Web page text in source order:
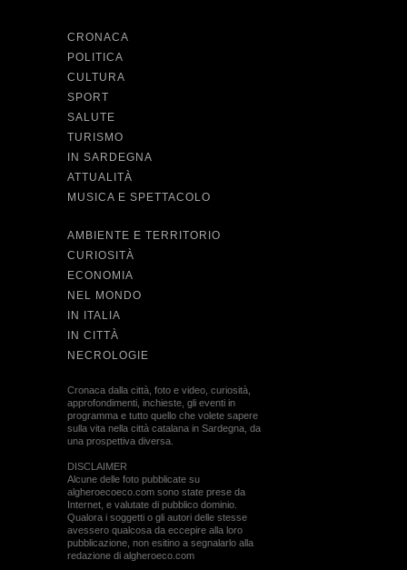
CRONACA
POLITICA
CULTURA
SPORT
SALUTE
TURISMO
IN SARDEGNA
ATTUALITÀ
MUSICA E SPETTACOLO
AMBIENTE E TERRITORIO
CURIOSITÀ
ECONOMIA
NEL MONDO
IN ITALIA
IN CITTÀ
NECROLOGIE
Cronaca dalla città, foto e video, curiosità,
approfondimenti, inchieste, gli eventi in
programma e tutto quello che volete sapere
sulla vita nella città catalana in Sardegna, da
una prospettiva diversa.
DISCLAIMER
Alcune delle foto pubblicate su
algheroecoeco.com sono state prese da
Internet, e valutate di pubblico dominio.
Qualora i soggetti o gli autori delle stesse
avessero qualcosa da eccepire alla loro
pubblicazione, non esitino a segnalarlo alla
redazione di algheroeco.com